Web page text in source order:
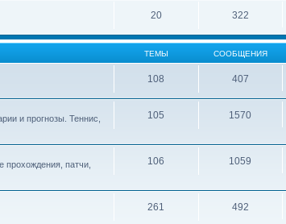
20 322
ТЕМЫ СООБЩЕНИЯ
108 407
и прогнозы. Теннис,
105 1570
прохождения, патчи,
106 1059
261 492